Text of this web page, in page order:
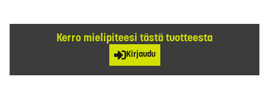
Kerro mielipiteesi tästä tuotteesta
Kirjaudu